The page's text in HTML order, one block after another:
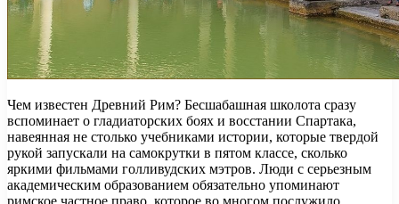
Чем известен Древний Рим? Бесшабашная школота сразу
вспоминает о гладиаторских боях и восстании Спартака,
навеянная не столько учебниками истории, которые твердой
рукой запускали на самокрутки в пятом классе, сколько
яркими фильмами голливудских мэтров. Люди с серьезным
академическим образованием обязательно упоминают
римское частное право, которое во многом послужило